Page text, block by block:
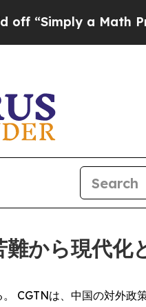
a Math Problem
から現代化
CGTNは、中国の対外政